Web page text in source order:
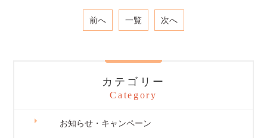
前へ 一覧 次へ
カテゴリー
Category
お知らせ・キャンペーン